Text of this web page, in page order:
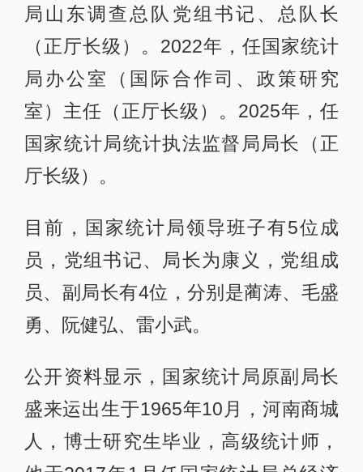
局山东调查总队党组书记、总队长
（正厅长级）。2022年，任国家统计
局办公室（国际合作司、政策研究
室）主任（正厅长级）。2025年，任
国家统计局统计执法监督局局长（正
厅长级）。
目前，国家统计局领导班子有5位成
员，党组书记、局长为康义，党组成
员、副局长有4位，分别是蔺涛、毛盛
勇、阮健弘、雷小武。
公开资料显示，国家统计局原副局长
盛来运出生于1965年10月，河南商城
人，博士研究生毕业，高级统计师，